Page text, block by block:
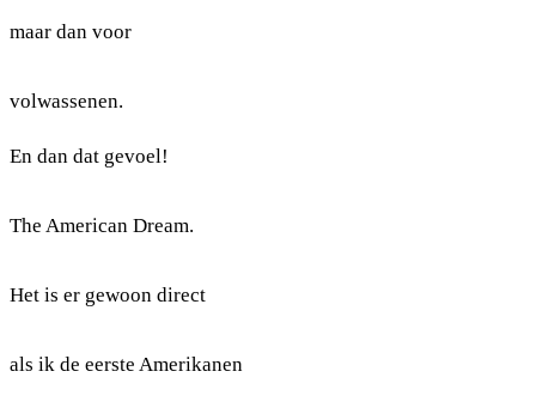
maar dan voor
volwassenen.
En dan dat gevoel!
The American Dream.
Het is er gewoon direct
als ik de eerste Amerikanen